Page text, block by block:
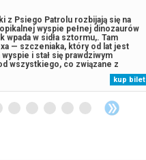
z Psiego Patrolu rozbijają się na
wyspie pełnej dinozaurów
wpada w sidła sztormu,. Tam
— szczeniaka, który od lat jest
wyspie i stał się prawdziwym
wszystkiego, co związane z
Sytuacja wymyka się spod
odwieczny rywal piesków, burmistrz
pozyskiwać surowce,...
kup bilet